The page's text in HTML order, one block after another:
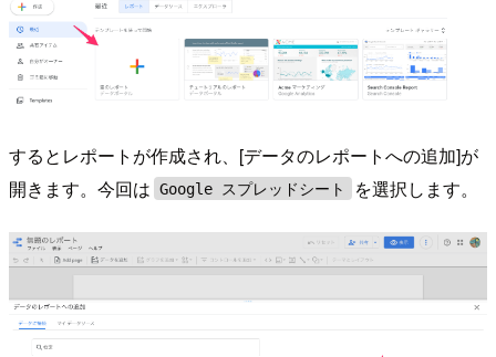
するとレポートが作成され、[データのレポートへの追加]が
開きます。今回は Google スプレッドシート を選択します。